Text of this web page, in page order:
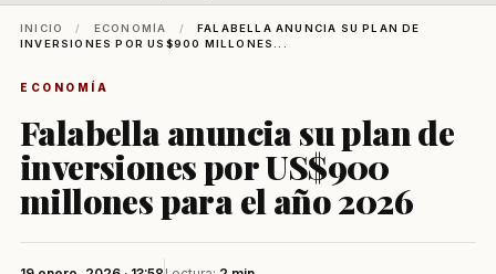
INICIO / ECONOMÍA /
FALABELLA ANUNCIA SU PLAN DE
INVERSIONES POR US$900 MILLONES...
ECONOMÍA
Falabella anuncia su plan de
inversiones por US$900
millones para el año 2026